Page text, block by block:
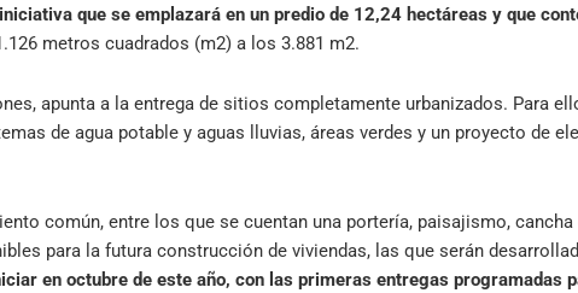
iniciativa que se emplazará en un predio de 12,24 hectáreas y que
metros cuadrados (m2) a los 3.881 m2.
apunta a la entrega de sitios completamente urbanizados. Para
de agua potable y aguas lluvias, áreas verdes y un proyecto de
común, entre los que se cuentan una portería, paisajismo,
para la futura construcción de viviendas, las que serán
en octubre de este año, con las primeras entregas programadas